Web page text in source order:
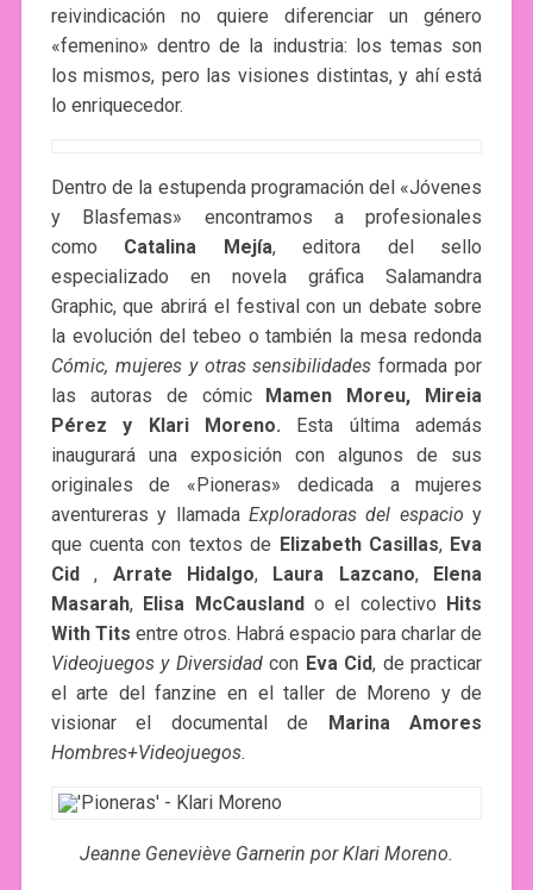
reivindicación no quiere diferenciar un género
«femenino» dentro de la industria: los temas son
los mismos, pero las visiones distintas, y ahí está
lo enriquecedor.
Dentro de la estupenda programación del «Jóvenes
y Blasfemas» encontramos a profesionales
como Catalina Mejía, editora del sello
especializado en novela gráfica Salamandra
Graphic, que abrirá el festival con un debate sobre
la evolución del tebeo o también la mesa redonda
Cómic, mujeres y otras sensibilidades formada por
las autoras de cómic
Mamen Moreu, Mireia
Pérez y Klari Moreno.
Esta última además
inaugurará una exposición con algunos de sus
originales de «Pioneras» dedicada a mujeres
aventureras y llamada Exploradoras del espacioy
que cuenta con textos de Elizabeth Casillas, Eva
Cid , Arrate Hidalgo, Laura Lazcano,
Elena
Masarah, Elisa McCausland o el colectivo
Hits
With Tits entre otros. Habrá espacio para charlar de
Videojuegos y Diversidadcon Eva Cid, de practicar
el arte del fanzine en el taller de Moreno y de
visionar el documental de
Marina Amores
Hombres+Videojuegos.
Jeanne Geneviève Garnerin por Klari Moreno.